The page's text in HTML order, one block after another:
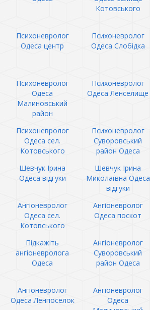
Котовського
Психоневролог
Одеса центр
Психоневролог
Одеса Слобідка
Психоневролог
Одеса
Малиновський
район
Психоневролог
Одеса Ленселище
Психоневролог
Одеса сел.
Котовського
Психоневролог
Суворовський
район Одеса
Шевчук Ірина
Одеса відгуки
Шевчук Ірина
Миколаївна Одеса
відгуки
Ангіоневролог
Одеса сел.
Котовського
Ангіоневролог
Одеса поскот
Підкажіть
ангіоневролога
Одеса
Ангіоневролог
Суворовський
район Одеса
Ангіоневролог
Одеса Ленпоселок
Ангіоневролог
Одеса